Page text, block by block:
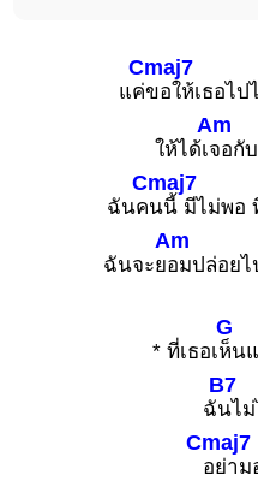
แค่
Cmaj7
ขอให้เธอไป
ให้ได้เ
Am
จอกั
ฉันค
Cmaj7
นนี้ มีไม่พอ
ฉันจะย
Am
อมปล่อยไ
* ที่เธอเ
G
ห็น
ฉั
B7
นไม่
Cmaj7
อย่าม